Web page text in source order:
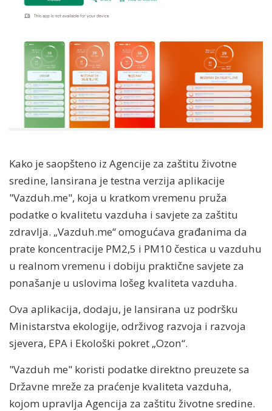
Kako je saopšteno iz Agencije za zaštitu životne
sredine, lansirana je testna verzija aplikacije
"Vazduh.me", koja u kratkom vremenu pruža
podatke o kvalitetu vazduha i savjete za zaštitu
zdravlja. „Vazduh.me“ omogućava građanima da
prate koncentracije PM2,5 i PM10 čestica u vazduhu
u realnom vremenu i dobiju praktične savjete za
ponašanje u uslovima lošeg kvaliteta vazduha.
Ova aplikacija, dodaju, je lansirana uz podršku
Ministarstva ekologije, održivog razvoja i razvoja
sjevera, EPA i Ekološki pokret „Ozon“.
"Vazduh me" koristi podatke direktno preuzete sa
Državne mreže za praćenje kvaliteta vazduha,
kojom upravlja Agencija za zaštitu životne sredine.